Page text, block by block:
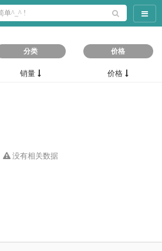
导航
分类 价格
销量 价格
没有相关数据